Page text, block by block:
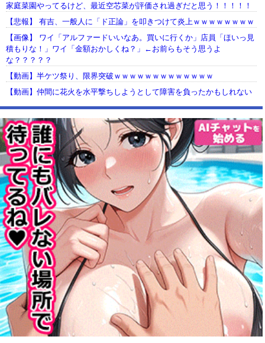
家庭菜園やってるけど、最近空芯菜が評価され過ぎだと思う！！！！！
【悲報】 有吉、一般人に「ド正論」を叩きつけて炎上ｗｗｗｗｗｗｗｗ
【画像】 ワイ「アルファードいいなあ。買いに行くか」店員「ほいっ見
積もりな！」ワイ「金額おかしくね？」←お前らもそう思うよ
な？？？？？
【動画】半ケツ祭り、限界突破ｗｗｗｗｗｗｗｗｗｗｗｗｗ
【動画】仲間に花火を水平撃ちしようとして障害を負ったかもしれない
【動画】USJの禁止エリアに子どもたちが続々乱入 → スタッフが注意し
ても止まらない事態に
Powered by livedoor 相互RSS